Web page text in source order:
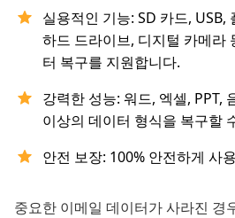
실용적인 기능: SD 카드, USB,
하드 드라이브, 디지털 카메라
터 복구를 지원합니다.
강력한 성능: 워드, 엑셀, PPT,
이상의 데이터 형식을 복구할
안전 보장: 100% 안전하게 사
중요한 이메일 데이터가 사라진 경